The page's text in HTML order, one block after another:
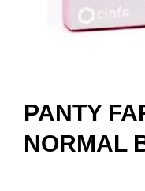
PANTY
NORMAL